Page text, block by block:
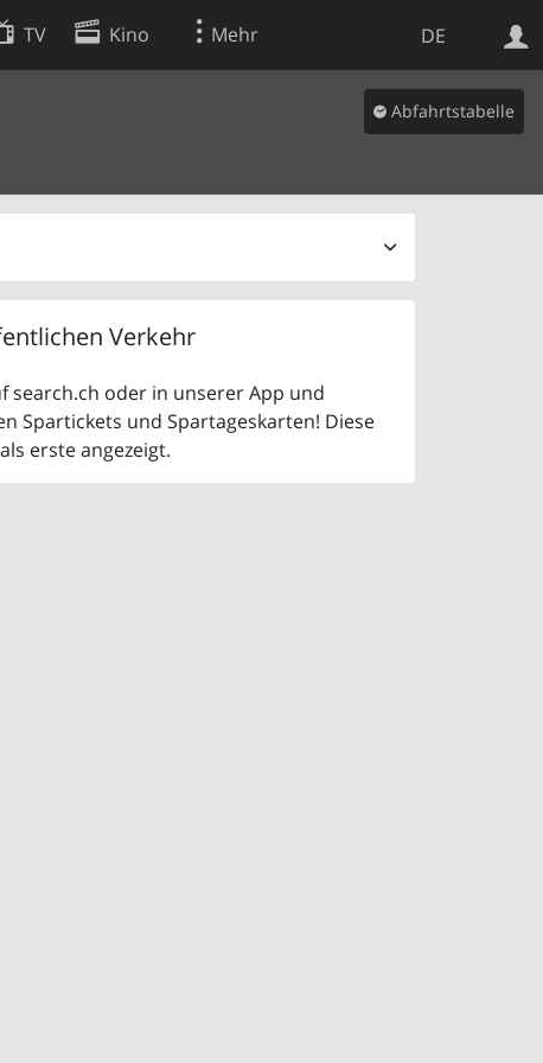
DE
TV Kino Mehr
Abfahrtstabelle
Verkehr
search.ch oder in unserer App und
Spartickets und Spartageskarten! Diese
erste angezeigt.